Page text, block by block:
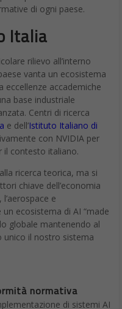
di ogni paese.
Italia
rilievo all’interno
vanta un ecosistema
eccellenze accademiche
base industriale
Centri di ricerca
e dell’Istituto Italiano di
con NVIDIA per
il contesto italiano.
ricerca teorica, ma si
chiave dell’economia
e
un ecosistema di AI “made
globale mantenendo al
unico il nostro sistema
normativa
di sistemi AI